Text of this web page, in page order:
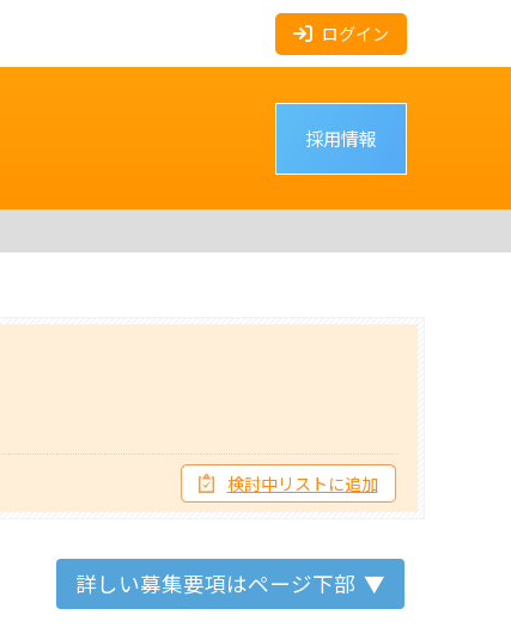
ログイン
採用情報
検討中リストに追加
詳しい募集要項はページ下部